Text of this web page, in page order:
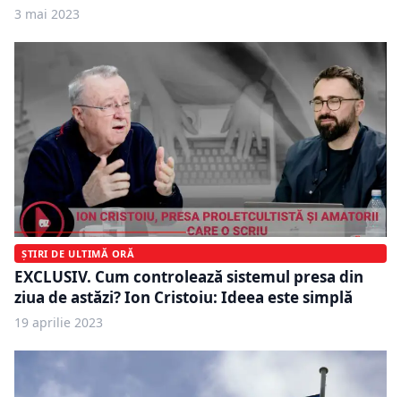
3 mai 2023
ȘTIRI DE ULTIMĂ ORĂ
EXCLUSIV. Cum controlează sistemul presa din
ziua de astăzi? Ion Cristoiu: Ideea este simplă
19 aprilie 2023